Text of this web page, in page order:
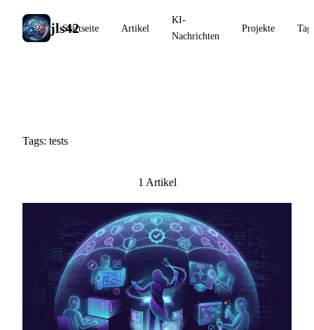
jls42
Startseite Artikel
KI-
Nachrichten
Projekte
Tags: tests
1 Artikel